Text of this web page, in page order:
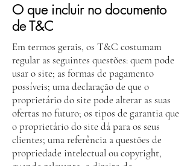
O que incluir no documento
de T&C
Em termos gerais, os T&C costumam
regular as seguintes questões: quem pode
usar o site; as formas de pagamento
possíveis; uma declaração de que o
proprietário do site pode alterar as suas
ofertas no futuro; os tipos de garantia que
o proprietário do site dá para os seus
clientes; uma referência a questões de
propriedade intelectual ou copyright,